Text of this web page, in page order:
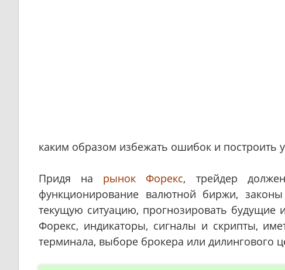
каким образом избежать ошибок и
Придя на рынок Форекс, трейдер
функционирование валютной биржи,
текущую ситуацию, прогнозировать будущие
Форекс, индикаторы, сигналы и скрипты,
терминала, выборе брокера или дилингового